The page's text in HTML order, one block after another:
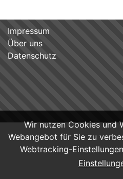
Wir nutzen Cookies und
Webangebot für Sie zu
Webtracking-
Impressum
Über uns
Datenschutz